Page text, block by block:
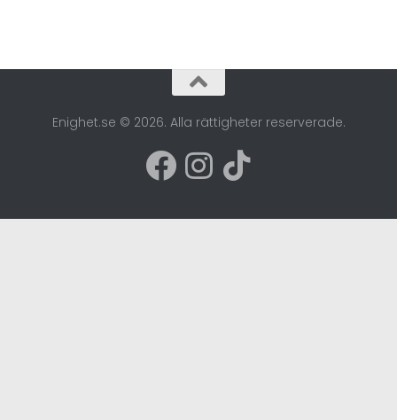
Enighet.se © 2026. Alla rättigheter reserverade.